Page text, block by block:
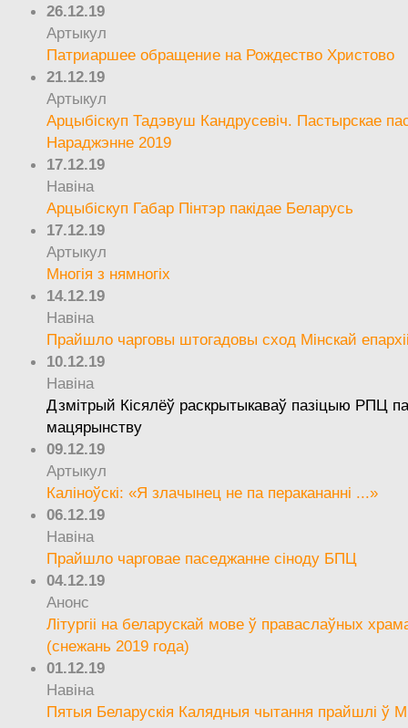
26.12.19
Артыкул
Патриаршее обращение на Рождество Христово
21.12.19
Артыкул
Арцыбіскуп Тадэвуш Кандрусевіч. Пастырскае
Нараджэнне 2019
17.12.19
Навіна
Арцыбіскуп Габар Пінтэр пакідае Беларусь
17.12.19
Артыкул
Многія з нямногіх
14.12.19
Навіна
Прайшло чарговы штогадовы сход Мінскай
10.12.19
Навіна
Дзмітрый Кісялёў раскрытыкаваў пазіцыю РПЦ
мацярынству
09.12.19
Артыкул
Каліноўскі: «Я злачынец не па перакананні ...»
06.12.19
Навіна
Прайшло чарговае паседжанне сіноду БПЦ
04.12.19
Анонс
Літургіі на беларускай мове ў праваслаўных
(снежань 2019 года)
01.12.19
Навіна
Пятыя Беларускія Калядныя чытання прайшлі ў